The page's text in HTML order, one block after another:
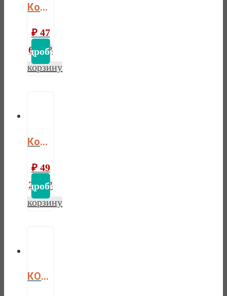
Комод Форест 2 двери и полки
₽47
690 В
корзину
Комод Форест 3 двери 1 ящик
₽49
290 В
корзину
КОМОД ФОРЕСТ 3 ДВЕРИ 3 ЯЩИКА (КОМОД БУФЕТА) БЕЛЫЙ ВОСК/АНТРАЦИТ